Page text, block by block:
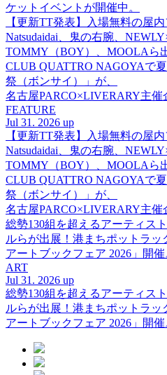
ケットイベントが開催中。
【更新TT発表】入場無料の屋内
Natsudaidai、鬼の右腕、
TOMMY（BOY）、MOOLAら
CLUB QUATTRO NAGOYAで
祭（ボンサイ）」が、
名古屋PARCO×LIVERARY主催
FEATURE
Jul 31. 2026 up
【更新TT発表】入場無料の屋内
Natsudaidai、鬼の右腕、
TOMMY（BOY）、MOOLAら
CLUB QUATTRO NAGOYAで
祭（ボンサイ）」が、
名古屋PARCO×LIVERARY主催
総勢130組を超えるアーティス
ルらが出展！港まちポットラッ
アートブックフェア 2026」開催
ART
Jul 31. 2026 up
総勢130組を超えるアーティス
ルらが出展！港まちポットラッ
アートブックフェア 2026」開催